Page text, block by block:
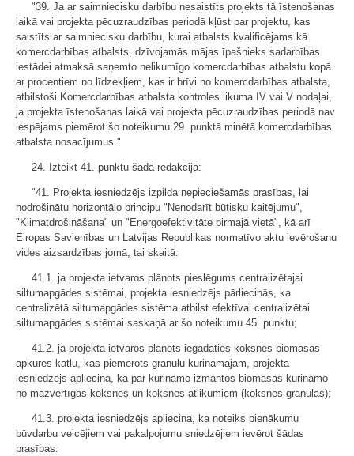
"39. Ja ar saimniecisku darbību nesaistīts projekts tā īstenošanas
laikā vai projekta pēcuzraudzības periodā kļūst par projektu, kas
saistīts ar saimniecisku darbību, kurai atbalsts kvalificējams kā
komercdarbības atbalsts, dzīvojamās mājas īpašnieks sadarbības
iestādei atmaksā saņemto nelikumīgo komercdarbības atbalstu kopā
ar procentiem no līdzekļiem, kas ir brīvi no komercdarbības atbalsta,
atbilstoši Komercdarbības atbalsta kontroles likuma IV vai V nodaļai,
ja projekta īstenošanas laikā vai projekta pēcuzraudzības periodā nav
iespējams piemērot šo noteikumu 29. punktā minētā komercdarbības
atbalsta nosacījumus."
24. Izteikt 41. punktu šādā redakcijā:
"41. Projekta iesniedzējs izpilda nepieciešamās prasības, lai
nodrošinātu horizontālo principu "Nenodarīt būtisku kaitējumu",
"Klimatdrošināšana" un "Energoefektivitāte pirmajā vietā", kā arī
Eiropas Savienības un Latvijas Republikas normatīvo aktu ievērošanu
vides aizsardzības jomā, tai skaitā:
41.1. ja projekta ietvaros plānots pieslēgums centralizētajai
siltumapgādes sistēmai, projekta iesniedzējs pārliecinās, ka
centralizētā siltumapgādes sistēma atbilst efektīvai centralizētai
siltumapgādes sistēmai saskaņā ar šo noteikumu 45. punktu;
41.2. ja projekta ietvaros plānots iegādāties koksnes biomasas
apkures katlu, kas piemērots granulu kurināmajam, projekta
iesniedzējs apliecina, ka par kurināmo izmantos biomasas kurināmo
no mazvērtīgās koksnes un koksnes atlikumiem (koksnes granulas);
41.3. projekta iesniedzējs apliecina, ka noteiks pienākumu
būvdarbu veicējiem vai pakalpojumu sniedzējiem ievērot šādas
prasības: